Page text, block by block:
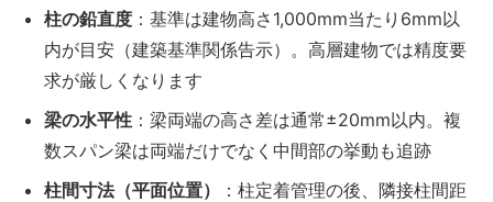
柱の鉛直度 ：基準は建物高さ1,000mm当たり6mm以
内が目安（建築基準関係告示）。高層建物では精度要
求が厳しくなります
梁の水平性 ：梁両端の高さ差は通常±20mm以内。複
数スパン梁は両端だけでなく中間部の挙動も追跡
柱間寸法（平面位置）
： 柱定着管理の後、隣接柱間距